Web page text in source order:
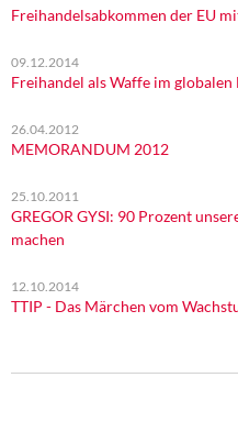
Freihandelsabkommen der EU
09.12.2014
Freihandel als Waffe im
26.04.2012
MEMORANDUM 2012
25.10.2011
GREGOR GYSI: 90 Prozent
machen
12.10.2014
TTIP - Das Märchen vom